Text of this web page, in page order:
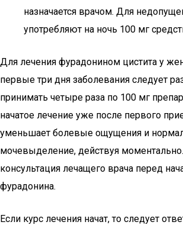
назначается врачом. Для
употребляют на ночь 100 мг
Для лечения фурадонином цистита у
первые три дня заболевания следует
принимать четыре раза по 100 мг
начатое лечение уже после первого
уменьшает болевые ощущения и
мочевыделение, действуя
консультация лечащего врача перед
фурадонина.
Если курс лечения начат, то следует